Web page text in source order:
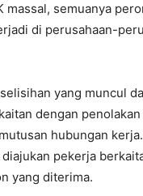
massal, semuanya
di perusahaan-
yang muncul
dengan
hubungan
pekerja
yang diterima.